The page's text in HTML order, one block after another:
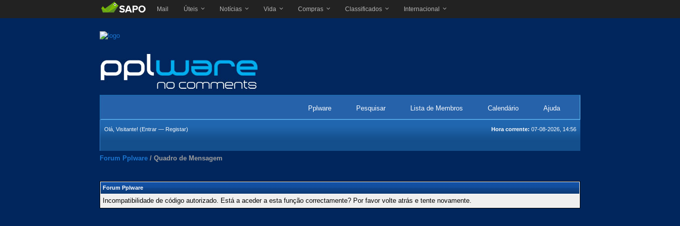
Mail Úteis Notícias Vida Compras Classificados Internacional
Pplware Pesquisar Lista de Membros Calendário Ajuda
Hora corrente: 07-08-2026, 14:56
Olá, Visitante! (Entrar — Registar)
Forum Pplware / Quadro de Mensagem
Forum Pplware
Incompatibilidade de código autorizado. Está a aceder a esta função correctamente? Por favor volte atrás e tente novamente.